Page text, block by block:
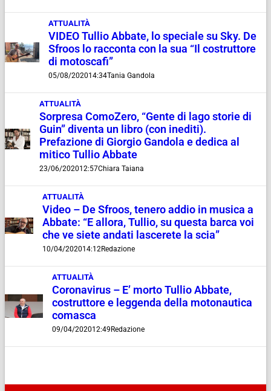
ATTUALITÀ
VIDEO Tullio Abbate, lo speciale su Sky. De
Sfroos lo racconta con la sua “Il costruttore
di motoscafi”
05/08/202014:34Tania Gandola
ATTUALITÀ
Sorpresa ComoZero, “Gente di lago storie di
Guin” diventa un libro (con inediti).
Prefazione di Giorgio Gandola e dedica al
mitico Tullio Abbate
23/06/202012:57Chiara Taiana
ATTUALITÀ
Video – De Sfroos, tenero addio in musica a
Abbate: “E allora, Tullio, su questa barca voi
che ve siete andati lascerete la scia”
10/04/202014:12Redazione
ATTUALITÀ
Coronavirus – E’ morto Tullio Abbate,
costruttore e leggenda della motonautica
comasca
09/04/202012:49Redazione